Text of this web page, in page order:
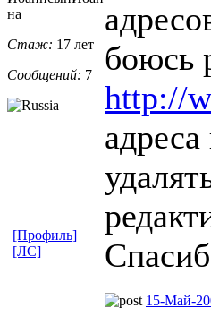
на
Стаж: 17 лет
Сообщений: 7
боюсь
http://
[Профиль]
[ЛС]
15-Май-